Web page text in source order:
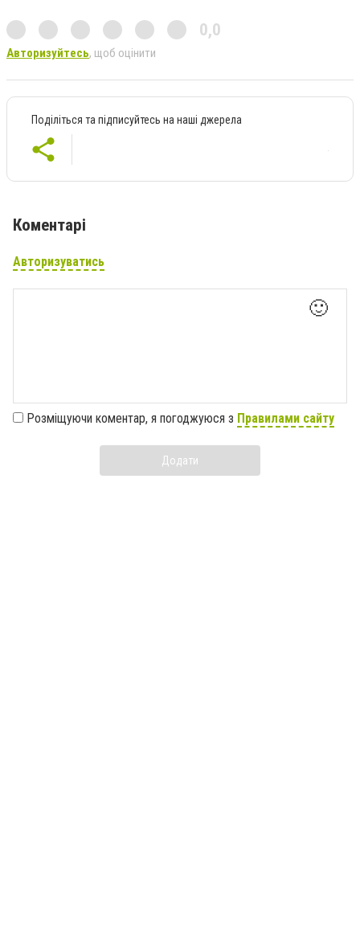
0,0
Авторизуйтесь, щоб оцінити
Поділіться та підписуйтесь на наші джерела
Коментарі
Авторизуватись
🙂
Розміщуючи коментар, я погоджуюся з Правилами сайту
Додати